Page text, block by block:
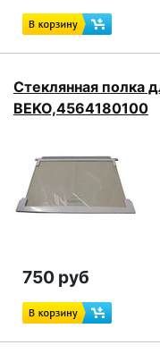
Стеклянная полка
BEKO,4564180100
750 руб